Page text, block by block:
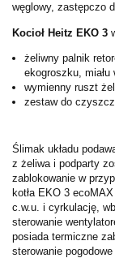
węglowy, zastępczo
Kocioł Heitz EKO 3
żeliwny palnik
ekogroszku,
wymienny ruszt
zestaw do
Ślimak układu
z żeliwa i podparty
zablokowanie w
kotła EKO 3
c.w.u. i cyrkulację,
sterowanie
posiada termiczne
sterowanie